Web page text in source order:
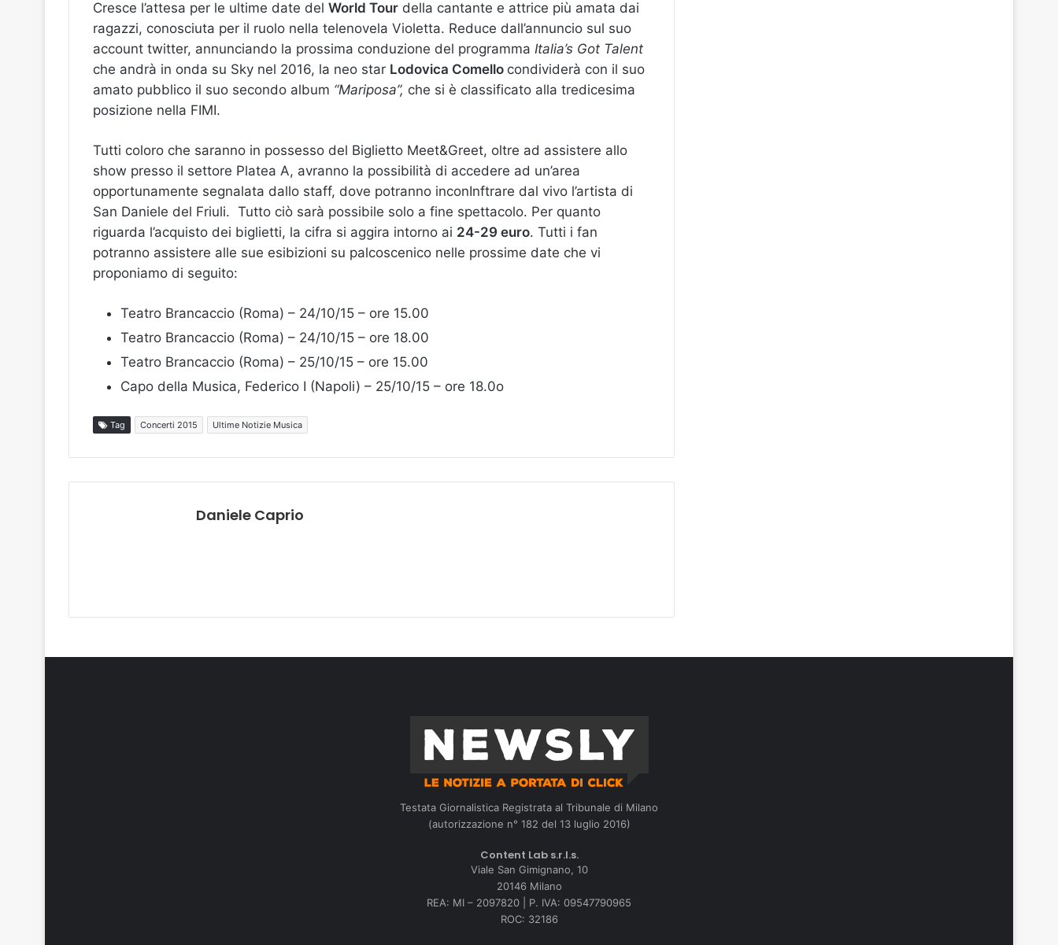
Cresce l’attesa per le ultime date del World Tour della cantante e attrice più amata dai
ragazzi, conosciuta per il ruolo nella telenovela Violetta. Reduce dall’annuncio sul suo
account twitter, annunciando la prossima conduzione del programma Italia’s Got Talent
che andrà in onda su Sky nel 2016, la neo star Lodovica Comello condividerà con il suo
amato pubblico il suo secondo album “Mariposa”, che si è classificato alla tredicesima
posizione nella FIMI.
Tutti coloro che saranno in possesso del Biglietto Meet&Greet, oltre ad assistere allo
show presso il settore Platea A, avranno la possibilità di accedere ad un’area
opportunamente segnalata dallo staff, dove potranno inconInftrare dal vivo l’artista di
San Daniele del Friuli. Tutto ciò sarà possibile solo a fine spettacolo. Per quanto
riguarda l’acquisto dei biglietti, la cifra si aggira intorno ai 24-29 euro. Tutti i fan
potranno assistere alle sue esibizioni su palcoscenico nelle prossime date che vi
proponiamo di seguito:
Teatro Brancaccio (Roma) – 24/10/15 – ore 15.00
Teatro Brancaccio (Roma) – 24/10/15 – ore 18.00
Teatro Brancaccio (Roma) – 25/10/15 – ore 15.00
Capo della Musica, Federico I (Napoli) – 25/10/15 – ore 18.0o
Tag Concerti 2015 Ultime Notizie Musica
Daniele Caprio
Testata Giornalistica Registrata al Tribunale di Milano
(autorizzazione n° 182 del 13 luglio 2016)
Content Lab s.r.l.s.
Viale San Gimignano, 10
20146 Milano
REA: MI – 2097820 | P. IVA: 09547790965
ROC: 32186